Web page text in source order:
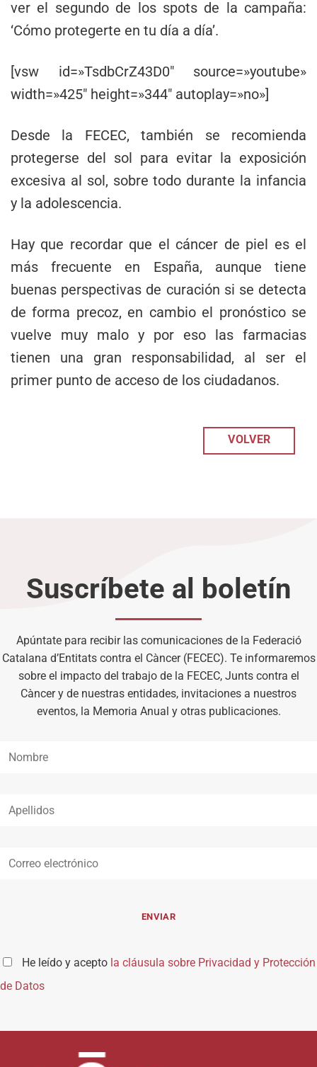
ver el segundo de los spots de la campaña:
‘Cómo protegerte en tu día a día’.
[vsw id=»TsdbCrZ43D0″ source=»youtube»
width=»425″ height=»344″ autoplay=»no»]
Desde la FECEC, también se recomienda
protegerse del sol para evitar la exposición
excesiva al sol, sobre todo durante la infancia
y la adolescencia.
Hay que recordar que el cáncer de piel es el
más frecuente en España, aunque tiene
buenas perspectivas de curación si se detecta
de forma precoz, en cambio el pronóstico se
vuelve muy malo y por eso las farmacias
tienen una gran responsabilidad, al ser el
primer punto de acceso de los ciudadanos.
VOLVER
Suscríbete al boletín
Apúntate para recibir las comunicaciones de la Federació
Catalana d’Entitats contra el Càncer (FECEC). Te informaremos
sobre el impacto del trabajo de la FECEC, Junts contra el
Càncer y de nuestras entidades, invitaciones a nuestros
eventos, la Memoria Anual y otras publicaciones.
He leído y acepto la cláusula sobre Privacidad y Protección
de Datos